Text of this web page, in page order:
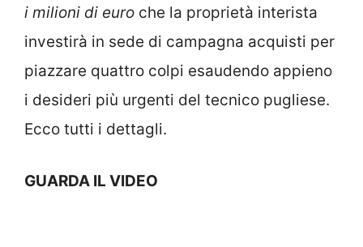
i milioni di euro che la proprietà interista
investirà in sede di campagna acquisti per
piazzare quattro colpi esaudendo appieno
i desideri più urgenti del tecnico pugliese.
Ecco tutti i dettagli.
GUARDA IL VIDEO